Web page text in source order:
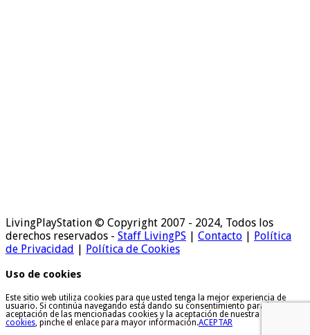
LivingPlayStation © Copyright 2007 - 2024, Todos los
derechos reservados - Staff LivingPS | Contacto | Política
de Privacidad | Política de Cookies
Uso de cookies
Este sitio web utiliza cookies para que usted tenga la mejor experiencia de
usuario. Si continúa navegando está dando su consentimiento para la
aceptación de las mencionadas cookies y la aceptación de nuestra
cookies, pinche el enlace para mayor información.ACEPTAR